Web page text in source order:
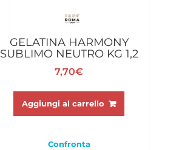
GELATINA HARMONY
SUBLIMO NEUTRO KG 1,2
7,70€
Aggiungi al carrello
Confronta